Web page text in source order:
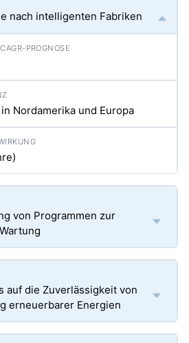
nach intelligenten Fabriken
Nordamerika und Europa
von Programmen zur
auf die Zuverlässigkeit von
erneuerbarer Energien